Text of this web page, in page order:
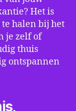
Het is
halen bij het
je zelf of
thuis
ontspannen